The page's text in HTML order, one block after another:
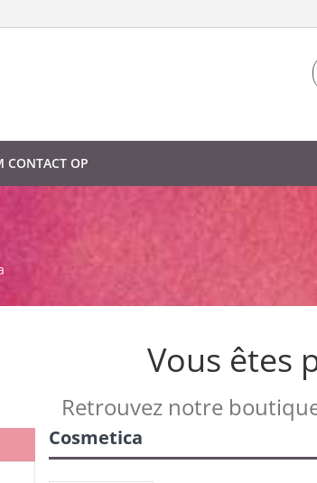
CONTACT OP
Vous êtes
Retrouvez notre
Cosmetica